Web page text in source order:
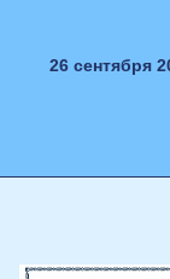
26 сентября